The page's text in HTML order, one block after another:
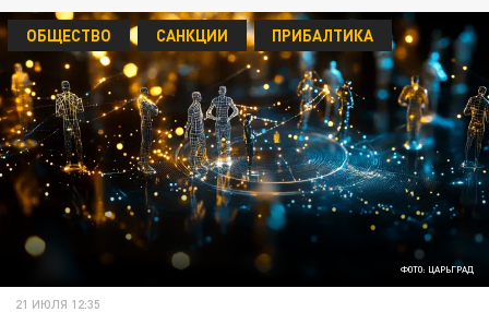
ФОТО: ЦАРЬГРАД
ОБЩЕСТВО САНКЦИИ ПРИБАЛТИКА
21 ИЮЛЯ 12:35